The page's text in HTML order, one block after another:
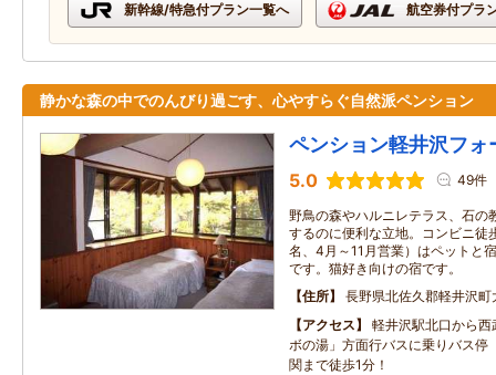
新幹線/特急付プラン一覧へ 航空券付プラ
静かな森の中でのんびり過ごす、心やすらぐ自然派ペンション
ペンション軽井沢フォ
5.0 49件
野鳥の森やハルニレテラス、石の
するのに便利な立地。コンビニ徒
名、4月～11月営業）はペットと
です。猫好き向けの宿です。
住所
長野県北佐久郡軽井沢
アクセス
軽井沢駅北口から
ボの湯」方面行バスに乗りバス停
関まで徒歩1分！